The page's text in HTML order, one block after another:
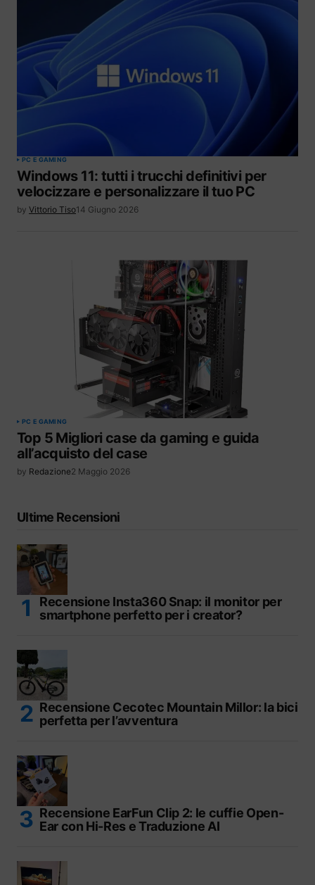
PC E GAMING
Windows 11: tutti i trucchi definitivi per
velocizzare e personalizzare il tuo PC
by Vittorio Tiso14 Giugno 2026
PC E GAMING
Top 5 Migliori case da gaming e guida
all’acquisto del case
by Redazione2 Maggio 2026
Ultime Recensioni
Recensione Insta360 Snap: il monitor per
smartphone perfetto per i creator?
Recensione Cecotec Mountain Millor: la bici
perfetta per l’avventura
Recensione EarFun Clip 2: le cuffie Open-
Ear con Hi-Res e Traduzione AI